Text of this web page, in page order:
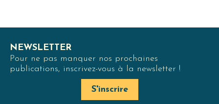
NEWSLETTER
Pour ne pas manquer nos prochaines
publications, inscrivez-vous à la newsletter !
S'inscrire